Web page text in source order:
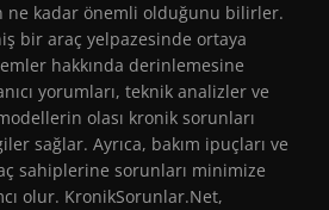
ne kadar önemli olduğunu bilirler.
bir araç yelpazesinde ortaya
hakkında derinlemesine
yorumları, teknik analizler ve
olası kronik sorunları
sağlar. Ayrıca, bakım ipuçları ve
sahiplerine sorunları minimize
olur. KronikSorunlar.Net,